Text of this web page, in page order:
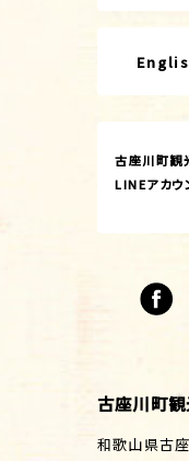
古座川町観
LINEアカウ
古座川町
和歌山県古